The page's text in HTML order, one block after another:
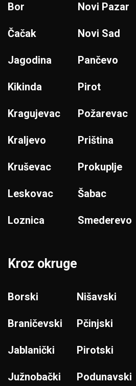
Bor
Čačak
Jagodina
Kikinda
Kragujevac
Kraljevo
Kruševac
Leskovac
Loznica
Novi Pazar
Novi Sad
Pančevo
Pirot
Požarevac
Priština
Prokuplje
Šabac
Smederevo
Kroz okruge
Borski
Braničevski
Jablanički
Južnobački
Nišavski
Pčinjski
Pirotski
Podunavski